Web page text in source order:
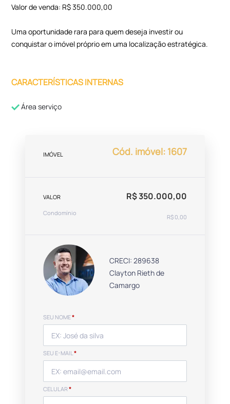
Valor de venda: R$ 350.000,00
Uma oportunidade rara para quem deseja investir ou
conquistar o imóvel próprio em uma localização estratégica.
CARACTERÍSTICAS INTERNAS
Área serviço
IMÓVEL Cód. imóvel: 1607
VALOR R$ 350.000,00
Condomínio
R$ 0,00
CRECI: 289638
Clayton Rieth de
Camargo
SEU NOME*
SEU E-MAIL*
CELULAR *